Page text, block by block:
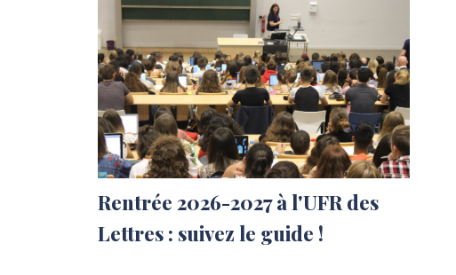
Rentrée 2026-2027 à l'UFR des
Lettres : suivez le guide !